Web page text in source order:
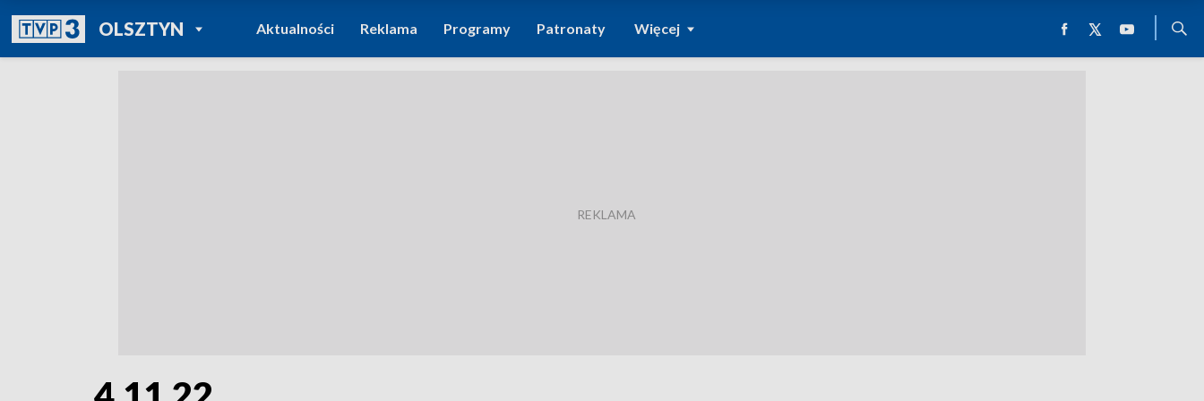
OLSZTYNPOWRÓT DO
TVP REGIONY
Aktualności Reklama Programy Patronaty Więcej